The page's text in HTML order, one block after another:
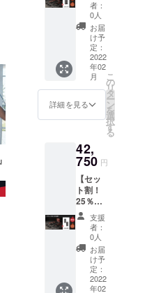
「技術
基準適
合証
明」を
取得し
ており
す。」
定価
格：
¥28,500
（税
込） ※
送料無
料（日
本国内
限定）
【内
容】 ・
×1 ・
HYROP
E ×1
「本製
品は電
波法に
基づく
「技術
基準適
合証
明」を
取得し
ており
者：
0人
お届
け予
定：
2022
年02
月
詳細を見る
こ
の
リ
タ
ー
ン
を
選
択
す
る
42,
750 円
【セッ
ト割！
25％OF
F】一般
販売予
定価
格：
¥57,000
（税
込） ※
送料無
支援
者：
0人
お届
け予
定：
2022
年02